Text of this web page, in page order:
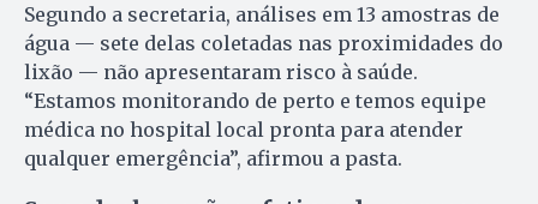
Segundo a secretaria, análises em 13 amostras de
água — sete delas coletadas nas proximidades do
lixão — não apresentaram risco à saúde.
“Estamos monitorando de perto e temos equipe
médica no hospital local pronta para atender
qualquer emergência”, afirmou a pasta.